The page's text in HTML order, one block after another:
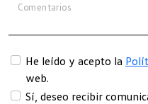
Comentarios
He leído y acepto la
web.
Sí, deseo recibir